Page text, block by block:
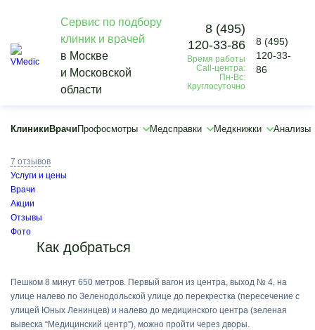
Сервис по подбору
клиник и врачей
в Москве
и Московской
области
8 (495)
120-33-86
Время работы
Call-центра:
Пн-Вс:
Круглосуточно
8 (495)
120-33-
86
Клиники Врачи Профосмотры Медсправки Медкнижки Анализы
Vmedic
Клиники
Медцентр «Лечебно-диагностический центр», метро Кузьминки
по адресу ул. Юных Ленинцев, 71
7 отзывов
Услуги и цены
Врачи
Акции
Отзывы
Фото
Как добраться
Пешком 8 минут 650 метров. Первый вагон из центра, выход № 4, на
улице налево по Зеленодольской улице до перекрестка (пересечение с
улицей Юных Ленинцев) и налево до медицинского центра (зеленая
вывеска “Медицинский центр”), можно пройти через дворы.